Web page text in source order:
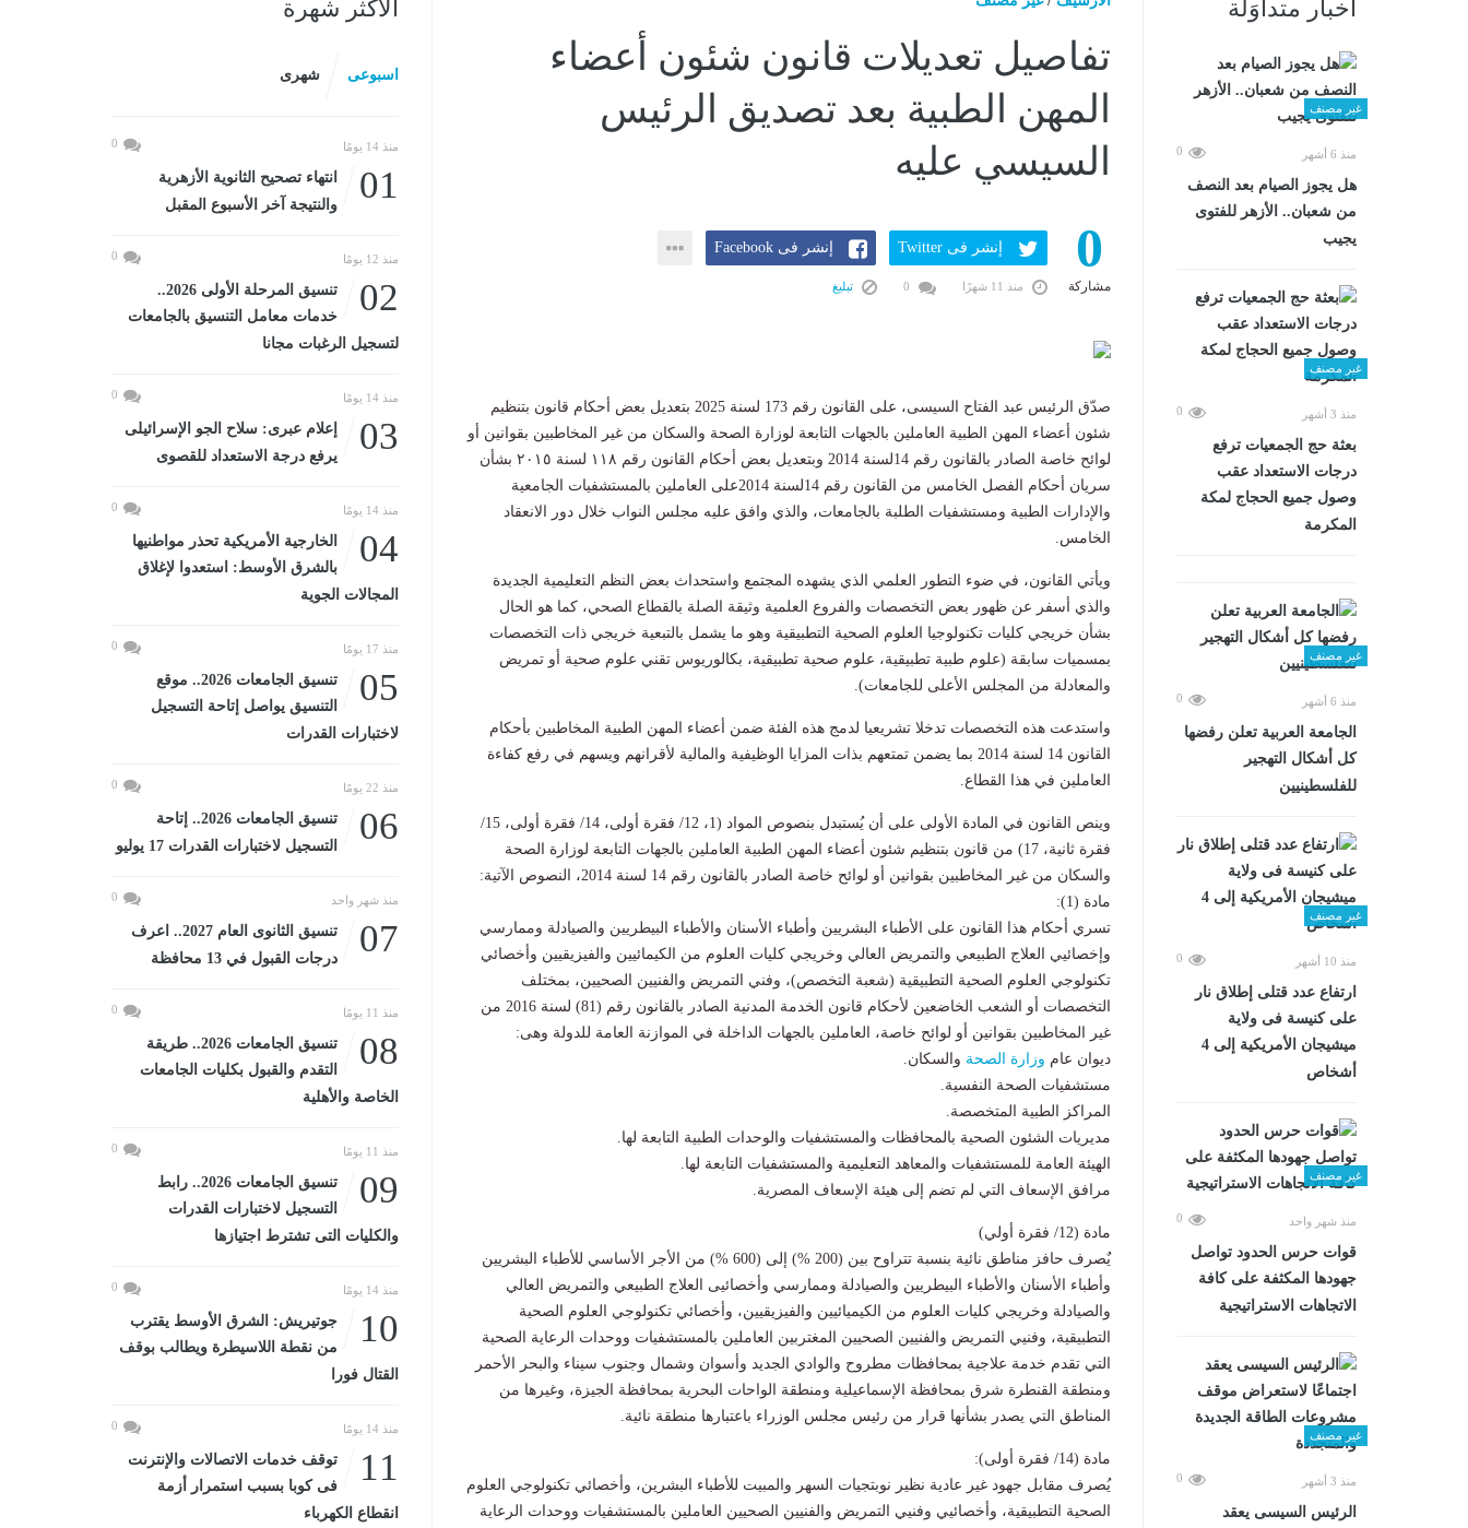
أخبار متداوَلة
غير مصنف
منذ 6 أشهر 0
هل يجوز الصيام بعد النصف
من شعبان.. الأزهر للفتوى
يجيب
غير مصنف
منذ 3 أشهر 0
بعثة حج الجمعيات ترفع
درجات الاستعداد عقب
وصول جميع الحجاج لمكة
المكرمة
غير مصنف
منذ 6 أشهر 0
الجامعة العربية تعلن رفضها
كل أشكال التهجير
للفلسطينيين
غير مصنف
منذ 10 أشهر 0
ارتفاع عدد قتلى إطلاق نار
على كنيسة فى ولاية
ميشيجان الأمريكية إلى 4
أشخاص
غير مصنف
منذ شهر واحد 0
قوات حرس الحدود تواصل
جهودها المكثفة على كافة
الاتجاهات الاستراتيجية
غير مصنف
منذ 3 أشهر 0
الرئيس السيسى يعقد
تفاصيل تعديلات قانون شئون أعضاء
المهن الطبية بعد تصديق الرئيس
السيسي عليه
0
مشاركة
إنشر فى Twitter إنشر فى Facebook
منذ 11 شهرًا تبليغ
صدّق الرئيس عبد الفتاح السيسى، على القانون رقم 173 لسنة 2025 بتعديل بعض أحكام قانون بتنظيم
شئون أعضاء المهن الطبية العاملين بالجهات التابعة لوزارة الصحة والسكان من غير المخاطبين بقوانين أو
لوائح خاصة الصادر بالقانون رقم 14لسنة 2014 وبتعديل بعض أحكام القانون رقم ١١٨ لسنة ٢٠١٥ بشأن
سريان أحكام الفصل الخامس من القانون رقم 14لسنة 2014على العاملين بالمستشفيات الجامعية
والإدارات الطبية ومستشفيات الطلبة بالجامعات، والذي وافق عليه مجلس النواب خلال دور الانعقاد
الخامس.
ويأتي القانون، في ضوء التطور العلمي الذي يشهده المجتمع واستحداث بعض النظم التعليمية الجديدة
والذي أسفر عن ظهور بعض التخصصات والفروع العلمية وثيقة الصلة بالقطاع الصحي، كما هو الحال
بشأن خريجي كليات تكنولوجيا العلوم الصحية التطبيقية وهو ما يشمل بالتبعية خريجي ذات التخصصات
بمسميات سابقة (علوم طبية تطبيقية، علوم صحية تطبيقية، بكالوريوس تقني علوم صحية أو تمريض
والمعادلة من المجلس الأعلى للجامعات).
واستدعت هذه التخصصات تدخلا تشريعيا لدمج هذه الفئة ضمن أعضاء المهن الطبية المخاطبين بأحكام
القانون 14 لسنة 2014 بما يضمن تمتعهم بذات المزايا الوظيفية والمالية لأقرانهم ويسهم في رفع كفاءة
العاملين في هذا القطاع.
وينص القانون في المادة الأولى على أن يُستبدل بنصوص المواد (1، 12/ فقرة أولى، 14/ فقرة أولى، 15/
فقرة ثانية، 17) من قانون بتنظيم شئون أعضاء المهن الطبية العاملين بالجهات التابعة لوزارة الصحة
والسكان من غير المخاطبين بقوانين أو لوائح خاصة الصادر بالقانون رقم 14 لسنة 2014، النصوص الآتية:
مادة (1):
تسري أحكام هذا القانون على الأطباء البشريين وأطباء الأسنان والأطباء البيطريين والصيادلة وممارسي
وإخصائيي العلاج الطبيعي والتمريض العالي وخريجي كليات العلوم من الكيمائيين والفيزيقيين وأخصائي
تكنولوجي العلوم الصحية التطبيقية (شعبة التخصص)، وفني التمريض والفنيين الصحيين، بمختلف
التخصصات أو الشعب الخاضعين لأحكام قانون الخدمة المدنية الصادر بالقانون رقم (81) لسنة 2016 من
غير المخاطبين بقوانين أو لوائح خاصة، العاملين بالجهات الداخلة في الموازنة العامة للدولة وهى:
ديوان عام وزارة الصحة والسكان.
مستشفيات الصحة النفسية.
المراكز الطبية المتخصصة.
مديريات الشئون الصحية بالمحافظات والمستشفيات والوحدات الطبية التابعة لها.
الهيئة العامة للمستشفيات والمعاهد التعليمية والمستشفيات التابعة لها.
مرافق الإسعاف التي لم تضم إلى هيئة الإسعاف المصرية.
مادة (12/ فقرة أولي)
يٌصرف حافز مناطق نائية بنسبة تتراوح بين (200 %) إلى (600 %) من الأجر الأساسي للأطباء البشريين
وأطباء الأسنان والأطباء البيطريين والصيادلة وممارسي وأخصائيى العلاج الطبيعي والتمريض العالي
والصيادلة وخريجي كليات العلوم من الكيميائيين والفيزيقيين، وأخصائي تكنولوجي العلوم الصحية
التطبيقية، وفنيي التمريض والفنيين الصحيين المغتربين العاملين بالمستشفيات ووحدات الرعاية الصحية
التي تقدم خدمة علاجية بمحافظات مطروح والوادي الجديد وأسوان وشمال وجنوب سيناء والبحر الأحمر
ومنطقة القنطرة شرق بمحافظة الإسماعيلية ومنطقة الواحات البحرية بمحافظة الجيزة، وغيرها من
المناطق التي يصدر بشأنها قرار من رئيس مجلس الوزراء باعتبارها منطقة نائية.
مادة (14/ فقرة أولى):
يُصرف مقابل جهود غير عادية نظير نوبتجيات السهر والمبيت للأطباء البشرين، وأخصائي تكنولوجي العلوم
الصحية التطبيقية، وأخصائيي وفنيي التمريض والفنيين الصحيين العاملين بالمستشفيات ووحدات الرعاية
الأكثر شهرة
اسبوعى شهرى
منذ 14 يومًا 0
01
انتهاء تصحيح الثانوية الأزهرية
والنتيجة آخر الأسبوع المقبل
منذ 12 يومًا 0
02
تنسيق المرحلة الأولى 2026..
خدمات معامل التنسيق بالجامعات
لتسجيل الرغبات مجانا
منذ 14 يومًا 0
03
إعلام عبرى: سلاح الجو الإسرائيلى
يرفع درجة الاستعداد للقصوى
منذ 14 يومًا 0
04
الخارجية الأمريكية تحذر مواطنيها
بالشرق الأوسط: استعدوا لإغلاق
المجالات الجوية
منذ 17 يومًا 0
05
تنسيق الجامعات 2026.. موقع
التنسيق يواصل إتاحة التسجيل
لاختبارات القدرات
منذ 22 يومًا 0
06
تنسيق الجامعات 2026.. إتاحة
التسجيل لاختبارات القدرات 17 يوليو
منذ شهر واحد 0
07
تنسيق الثانوى العام 2027.. اعرف
درجات القبول في 13 محافظة
منذ 11 يومًا 0
08
تنسيق الجامعات 2026.. طريقة
التقدم والقبول بكليات الجامعات
الخاصة والأهلية
منذ 11 يومًا 0
09
تنسيق الجامعات 2026.. رابط
التسجيل لاختبارات القدرات
والكليات التى تشترط اجتيازها
منذ 14 يومًا 0
10
جوتيريش: الشرق الأوسط يقترب
من نقطة اللاسيطرة ويطالب بوقف
القتال فورا
منذ 14 يومًا 0
11
توقف خدمات الاتصالات والإنترنت
فى كوبا بسبب استمرار أزمة
انقطاع الكهرباء